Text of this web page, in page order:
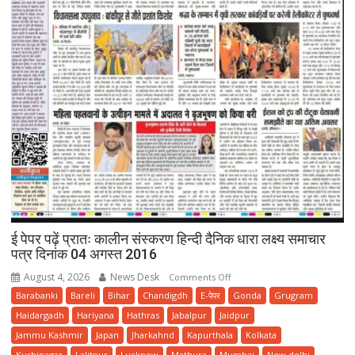
ई पेपर पढ़ें प्रातः कालीन संस्करण हिन्दी दैनिक धारा लक्ष्य समाचार
पत्र दिनांक 04 अगस्त 2016
August 4, 2026 News Desk Comments Offon
ई
पेपर
पढ़ें
प्रातः
Barabanki Bareli Bihar Chandigdh E-पेपर Gonda
Grugram
Haidargadh
Hariyana Hathras Jabalpur
Jaidpur
Jammu Kashmir
Japan Jharkahnd Kapurthala
Kolkata